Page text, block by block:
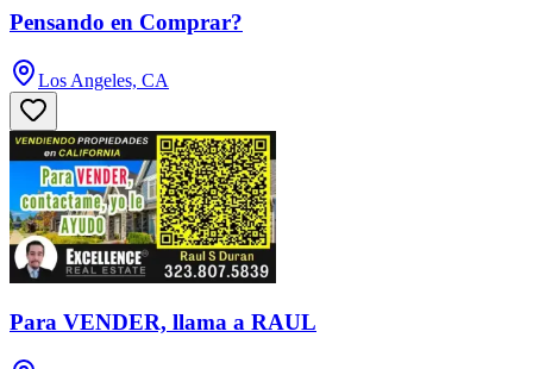
Pensando en Comprar?
Los Angeles, CA
Para VENDER, llama a RAUL